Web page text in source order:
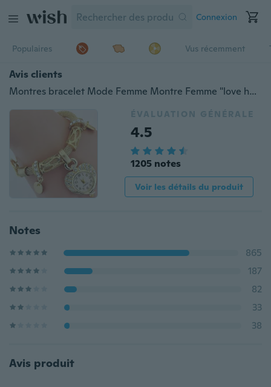
Connexion
Populaires Vus récemment
Avis clients
Montres bracelet Mode Femme Montre Femme "love heart" Montre quartz ronde
ÉVALUATION GÉNÉRALE
4.5
1205 notes
Voir les détails du produit
Notes
865
187
82
33
38
Avis produit